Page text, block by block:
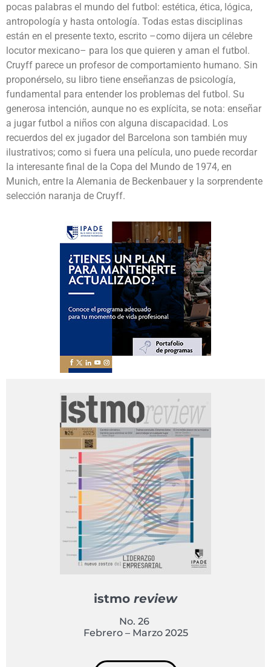
pocas palabras el mundo del futbol: estética, ética, lógica,
antropología y hasta ontología. Todas estas disciplinas
están en el presente texto, escrito –como dijera un célebre
locutor mexicano– para los que quieren y aman el futbol.
Cruyff parece un profesor de comportamiento humano. Sin
proponérselo, su libro tiene enseñanzas de psicología,
fundamental para entender los problemas del futbol. Su
generosa intención, aunque no es explícita, se nota: enseñar
a jugar futbol a niños con alguna discapacidad. Los
recuerdos del ex jugador del Barcelona son también muy
ilustrativos; como si fuera una película, uno puede recordar
la interesante final de la Copa del Mundo de 1974, en
Munich, entre la Alemania de Beckenbauer y la sorprendente
selección naranja de Cruyff.
istmo review
No. 26
Febrero – Marzo 2025